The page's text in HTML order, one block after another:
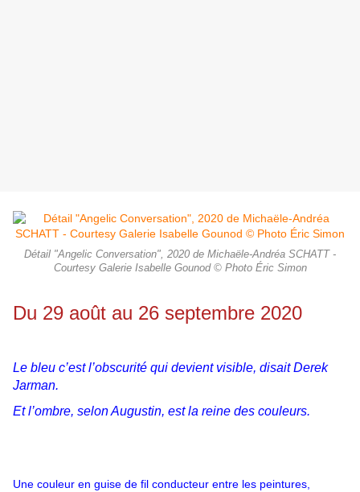
Détail "Angelic Conversation", 2020 de Michaële-Andréa SCHATT -
Courtesy Galerie Isabelle Gounod © Photo Éric Simon
Du 29 août au 26 septembre 2020
Le bleu c’est l’obscurité qui devient visible, disait Derek
Jarman.
Et l’ombre, selon Augustin, est la reine des couleurs.
Une couleur en guise de fil conducteur entre les peintures,